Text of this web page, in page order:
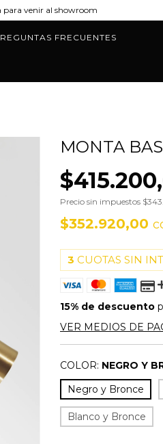
para venir al showroom
FRECUENTES
MONTA
Precio sin impuestos
$352.920,00
3 CUOTAS SIN
15% de descuento
VER MEDIOS DE
COLOR: NEGRO Y
Negro y Bronce
Blanco y Bronce